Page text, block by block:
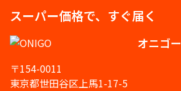
スーパー価格で、すぐ届く
オニゴー
〒154-0011
東京都世田谷区上馬1-17-5